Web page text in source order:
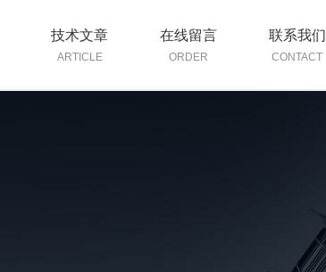
技术文章
ARTICLE
在线留言
ORDER
联系我们
CONTACT